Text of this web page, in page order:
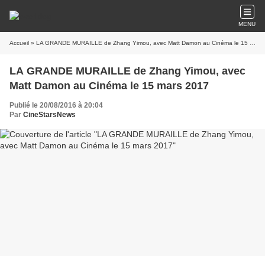
MENU
Accueil » LA GRANDE MURAILLE de Zhang Yimou, avec Matt Damon au Cinéma le 15 mars 2017
LA GRANDE MURAILLE de Zhang Yimou, avec
Matt Damon au Cinéma le 15 mars 2017
Publié le 20/08/2016 à 20:04
Par CineStarsNews